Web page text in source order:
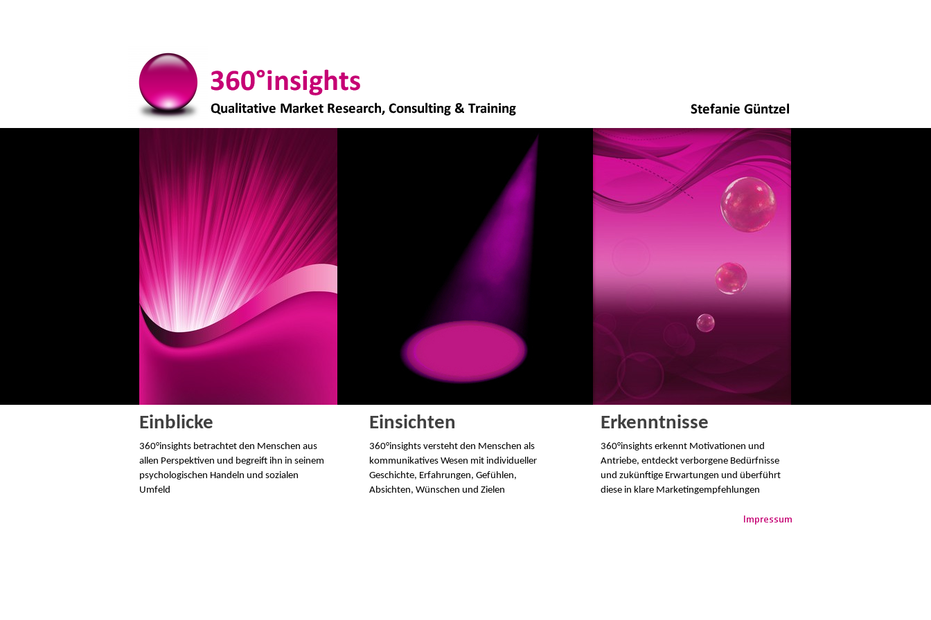
Einblicke
360°insights betrachtet den Menschen aus
allen Perspektiven und begreift ihn in seinem
psychologischen Handeln und sozialen
Umfeld
Einsichten
360°insights versteht den Menschen als
kommunikatives Wesen mit individueller
Geschichte, Erfahrungen, Gefühlen,
Absichten, Wünschen und Zielen
Erkenntnisse
360°insights erkennt Motivationen und
Antriebe, entdeckt verborgene Bedürfnisse
und zukünftige Erwartungen und überführt
diese in klare Marketingempfehlungen